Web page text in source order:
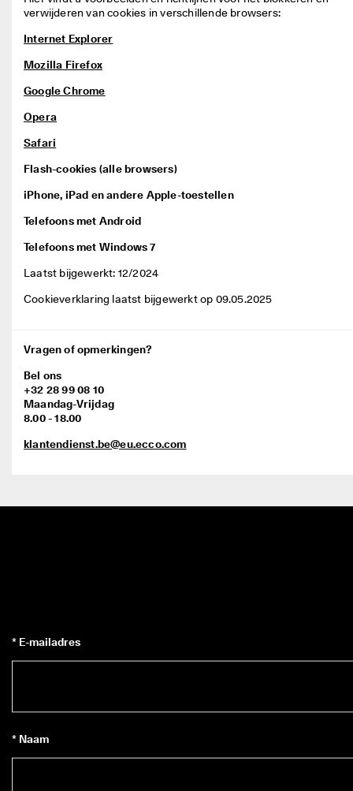
Internet Explorer
Mozilla Firefox
Google Chrome
Opera
Safari
Flash-cookies (alle browsers)
iPhone, iPad en andere Apple-toestellen
Telefoons met Android
Telefoons met Windows 7
Laatst bijgewerkt: 12/2024
Cookieverklaring laatst bijgewerkt op 09.05.2025
Vragen of opmerkingen?
Bel ons
+32 28 99 08 10
Maandag-Vrijdag
8.00 - 18.00
klantendienst.be@eu.ecco.com
* E-mailadres
* Naam